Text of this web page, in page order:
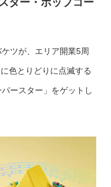
ツが、エリア開業5周
色とりどりに点滅する
ースター」をゲットし